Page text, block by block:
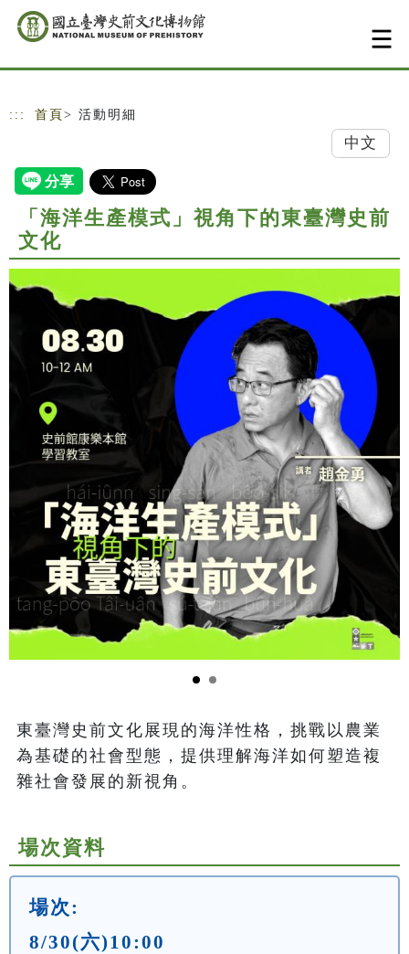
跳到主要內容
網站導覽
::: 首頁 > 活動明細
中文
「海洋生產模式」視角下的東臺灣史前
文化
東臺灣史前文化展現的海洋性格，挑戰以農業
為基礎的社會型態，提供理解海洋如何塑造複
雜社會發展的新視角。
場次資料
場次:
8/30(六)10:00